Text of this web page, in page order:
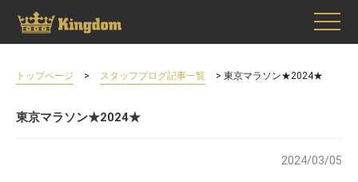
トップページ > スタッフブログ記事一覧 > 東京マラソン★2024★
東京マラソン★2024★
2024/03/05